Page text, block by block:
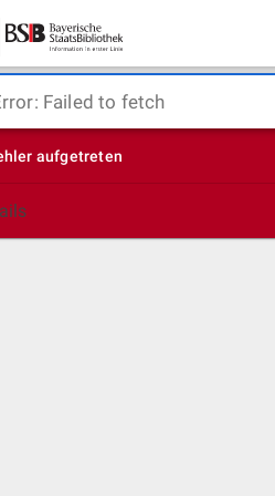
Failed to fetch
aufgetreten